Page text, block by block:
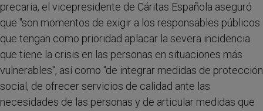
precaria, el vicepresidente de Cáritas Española aseguró
que "son momentos de exigir a los responsables públicos
que tengan como prioridad aplacar la severa incidencia
que tiene la crisis en las personas en situaciones más
vulnerables", así como "de integrar medidas de protección
social, de ofrecer servicios de calidad ante las
necesidades de las personas y de articular medidas que